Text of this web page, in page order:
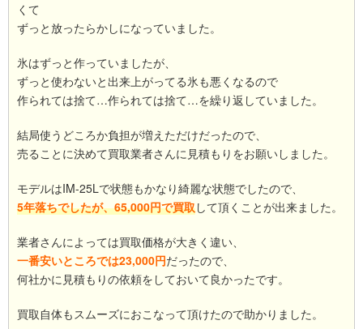
くて
ずっと放ったらかしになっていました。
氷はずっと作っていましたが、
ずっと使わないと出来上がってる氷も悪くなるので
作られては捨て…作られては捨て…を繰り返していました。
結局使うどころか負担が増えただけだったので、
売ることに決めて買取業者さんに見積もりをお願いしました。
モデルはIM-25Lで状態もかなり綺麗な状態でしたので、
5年落ちでしたが、65,000円で買取して頂くことが出来ました。
業者さんによっては買取価格が大きく違い、
一番安いところでは23,000円だったので、
何社かに見積もりの依頼をしておいて良かったです。
買取自体もスムーズにおこなって頂けたので助かりました。